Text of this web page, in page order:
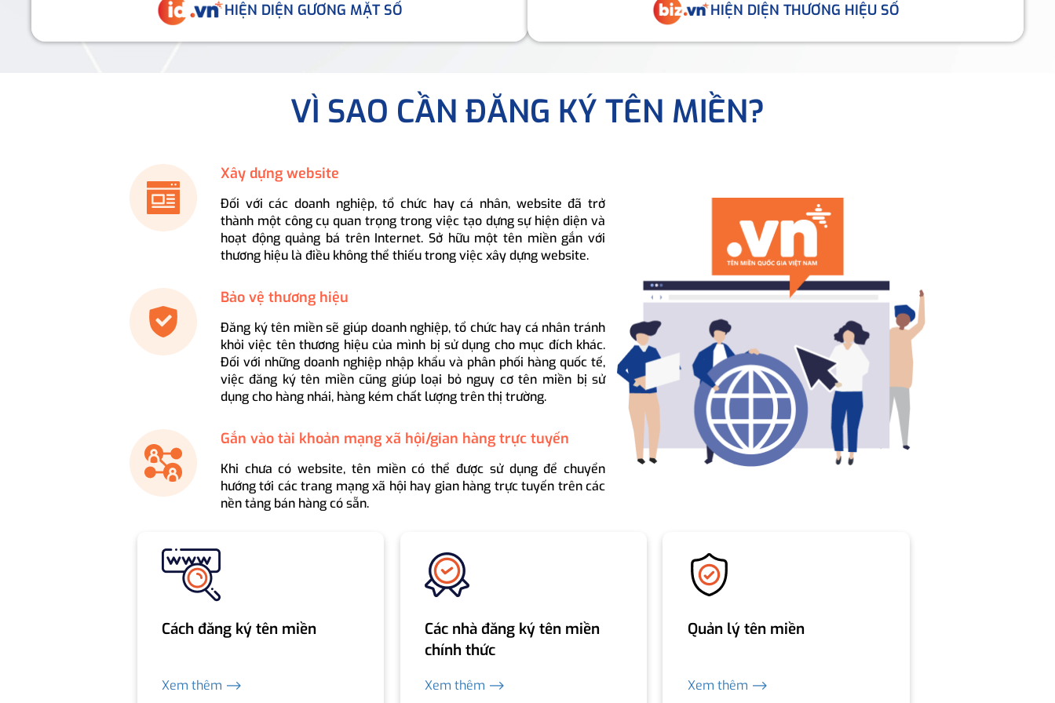
HIỆN DIỆN GƯƠNG MẶT SỐ HIỆN DIỆN THƯƠNG HIỆU SỐ
VÌ SAO CẦN ĐĂNG KÝ TÊN MIỀN?
Xây dựng website
Đối với các doanh nghiệp, tổ chức hay cá nhân, website đã trở
thành một công cụ quan trọng trong việc tạo dựng sự hiện diện và
hoạt động quảng bá trên Internet. Sở hữu một tên miền gắn với
thương hiệu là điều không thể thiếu trong việc xây dựng website.
Bảo vệ thương hiệu
Đăng ký tên miền sẽ giúp doanh nghiệp, tổ chức hay cá nhân tránh
khỏi việc tên thương hiệu của mình bị sử dụng cho mục đích khác.
Đối với những doanh nghiệp nhập khẩu và phân phối hàng quốc tế,
việc đăng ký tên miền cũng giúp loại bỏ nguy cơ tên miền bị sử
dụng cho hàng nhái, hàng kém chất lượng trên thị trường.
Gắn vào tài khoản mạng xã hội/gian hàng trực tuyến
Khi chưa có website, tên miền có thể được sử dụng để chuyển
hướng tới các trang mạng xã hội hay gian hàng trực tuyến trên các
nền tảng bán hàng có sẵn.
Cách đăng ký tên miền
Xem thêm ⟶
Các nhà đăng ký tên miền
chính thức
Xem thêm ⟶
Quản lý tên miền
Xem thêm ⟶